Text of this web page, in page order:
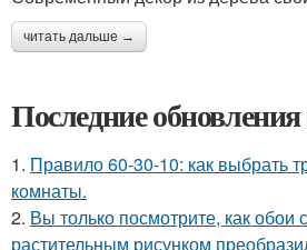
читать дальше →
Последние обновления
1. Правило 60-30-10: как выбрать
комнаты.
2. Вы только посмотрите, как обои
растительным рисунком